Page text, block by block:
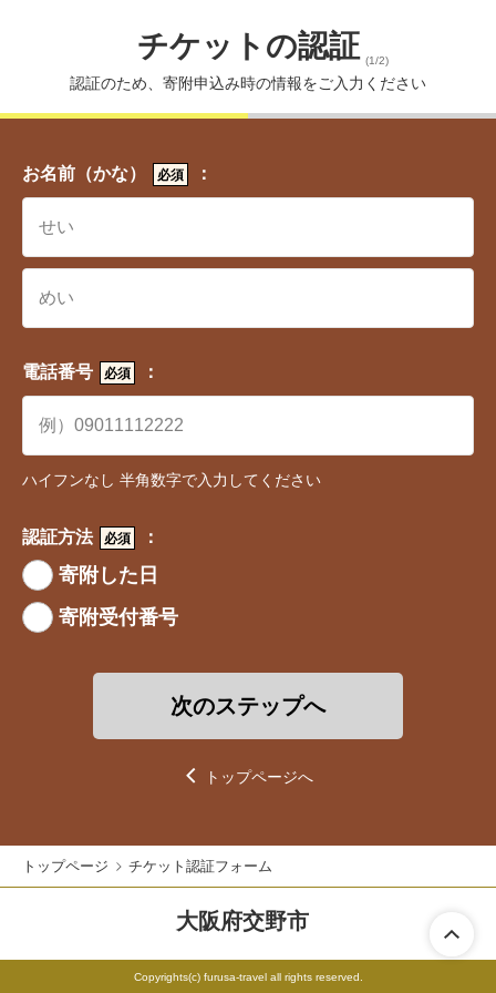
チケットの認証 (1/2)
認証のため、寄附申込み時の情報をご入力ください
お名前（かな） 必須 ：
電話番号 必須 ：
ハイフンなし 半角数字で入力してください
認証方法 必須 ：
寄附した日
寄附受付番号
次のステップへ
トップページへ
ワンストップ特例制度とは、所定の利用条件を満た
ワンストップ特例制度を利用するには寄附後、「ワ
ンストップ特例申請書」を寄附先の自治体に提出す
る必要があります。
トップページ チケット認証フォーム
大阪府交野市
Copyrights(c) furusa-travel all rights reserved.